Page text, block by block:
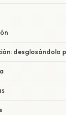
desglosándolo